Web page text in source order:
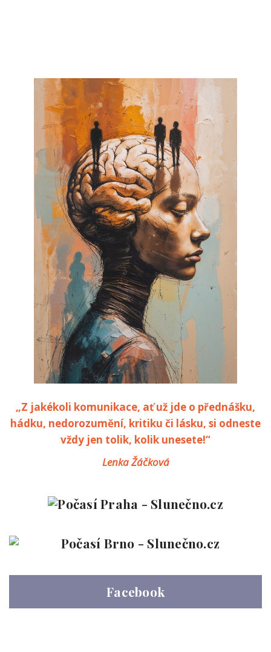
„Z jakékoli komunikace, ať už jde o přednášku,
hádku, nedorozumění, kritiku či lásku, si odneste
vždy jen tolik, kolik unesete!“
Lenka Žáčková
Facebook